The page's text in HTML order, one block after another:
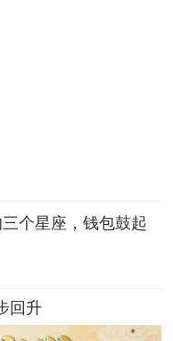
个星座，钱包鼓起
回升